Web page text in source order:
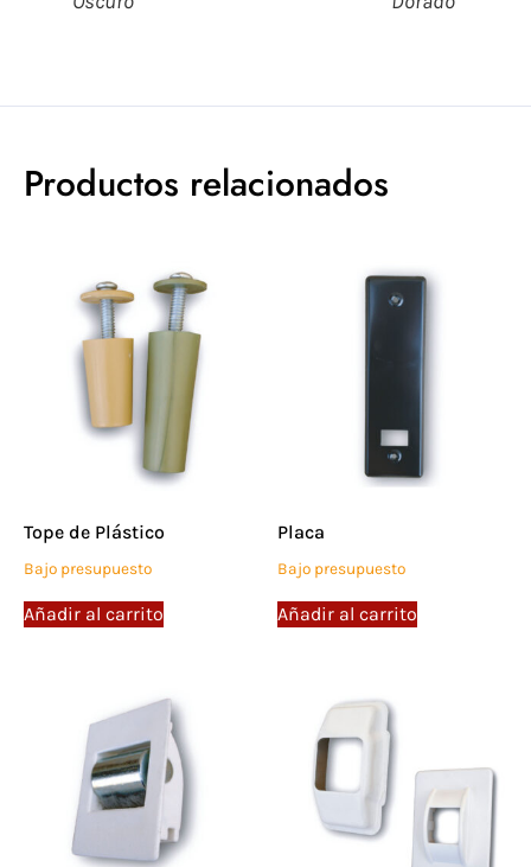
Productos relacionados
Tope de Plástico
Bajo presupuesto
Añadir al carrito
Placa
Bajo presupuesto
Añadir al carrito